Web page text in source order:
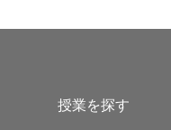
授業を探す